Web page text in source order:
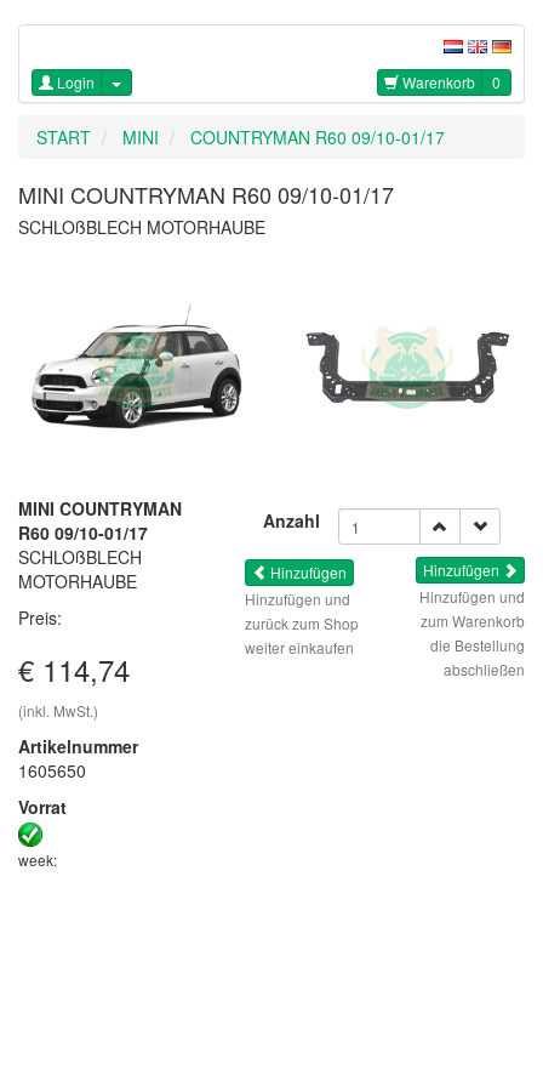
Login Warenkorb 0
START MINI COUNTRYMAN R60 09/10-01/17
MINI COUNTRYMAN R60 09/10-01/17
SCHLOßBLECH MOTORHAUBE
MINI COUNTRYMAN
R60 09/10-01/17
SCHLOßBLECH
MOTORHAUBE
Preis:
€ 114,74
(inkl. MwSt.)
Artikelnummer
1605650
Vorrat
week:
Anzahl
Hinzufügen
Hinzufügen und
zurück zum Shop
weiter einkaufen
Hinzufügen
Hinzufügen und
zum Warenkorb
die Bestellung
abschließen